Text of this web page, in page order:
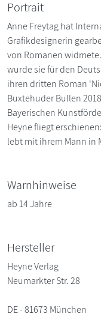
Portrait
Anne Freytag hat
Grafikdesignerin
von Romanen
wurde sie für den
ihren dritten Roman
Buxtehuder Bullen
Bayerischen
Heyne fliegt
lebt mit ihrem Mann in
Warnhinweise
ab 14 Jahre
Hersteller
Heyne Verlag
Neumarkter Str. 28
DE - 81673 München